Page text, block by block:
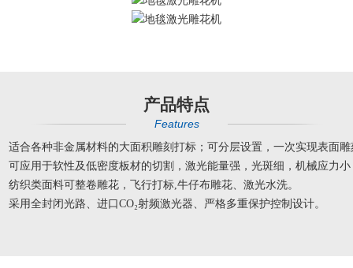
产品特点
Features
适合各种非金属材料的大面积雕刻打标；可分层设置，一次实现表面
可应用于软性及低密度板材的切割，激光能量强，光斑细，机械应力
纺织类面料可整卷雕花，飞行打标,牛仔布雕花、激光水洗。
采用全封闭光路、进口CO₂射频激光器、严格多重保护控制设计。